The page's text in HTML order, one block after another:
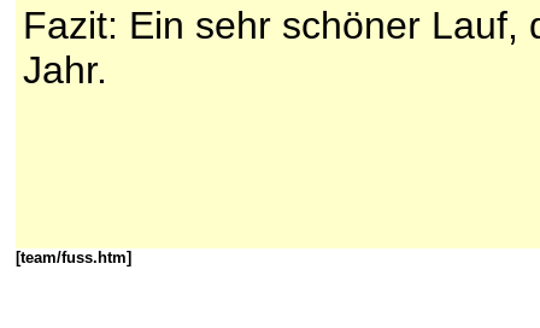
Fazit: Ein sehr schöner Lauf,
Jahr.
[team/fuss.htm]